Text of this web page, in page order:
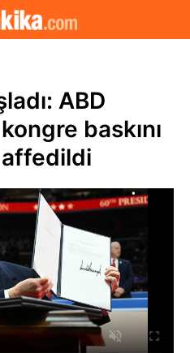
ABD
baskını
affedildi